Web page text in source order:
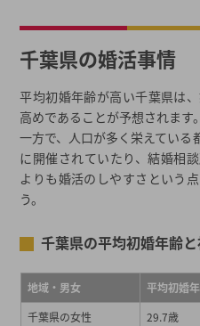
婚活失敗│カップル成立する
露見
婚活失敗│最後の婚活パーティ
千葉県の結婚相談所・お見合いの
婚活成功│婚活パーティーでの
婚活成功│結婚相談所のお見合
千葉県でおすすめの婚活サービス
婚活マッチングアプリ・婚活サ
婚活パーティー
千葉県の婚活事情
平均初婚年齢が高い千葉県は
高めであることが予想されます。
一方で、人口が多く栄えている
に開催されていたり、結婚相
よりも婚活のしやすさという
う。
千葉県の平均初婚年齢
地域・男女 平均初婚
千葉県の女性
29.7歳